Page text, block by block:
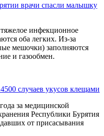
врачи спасли малышку
инфекционное
оба легких. Из-за
мешочки) заполняются
и газообмен.
случаев укусов клещами
за медицинской
Республики Бурятия
от присасывания